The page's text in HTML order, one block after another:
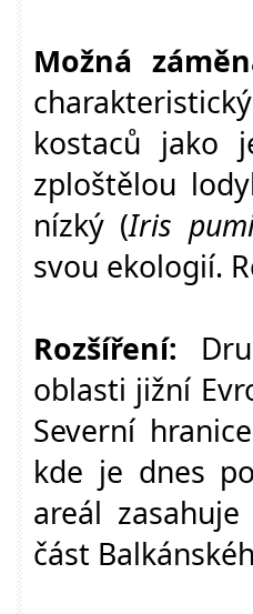
Možná
kostaců jako
zploštělou
nízký (Iris
svou ekologií.
Rozšíření:
oblasti jižní
Severní
kde je dnes
areál
část